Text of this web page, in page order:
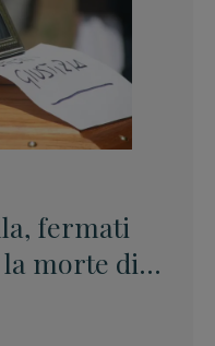
fermati
morte di